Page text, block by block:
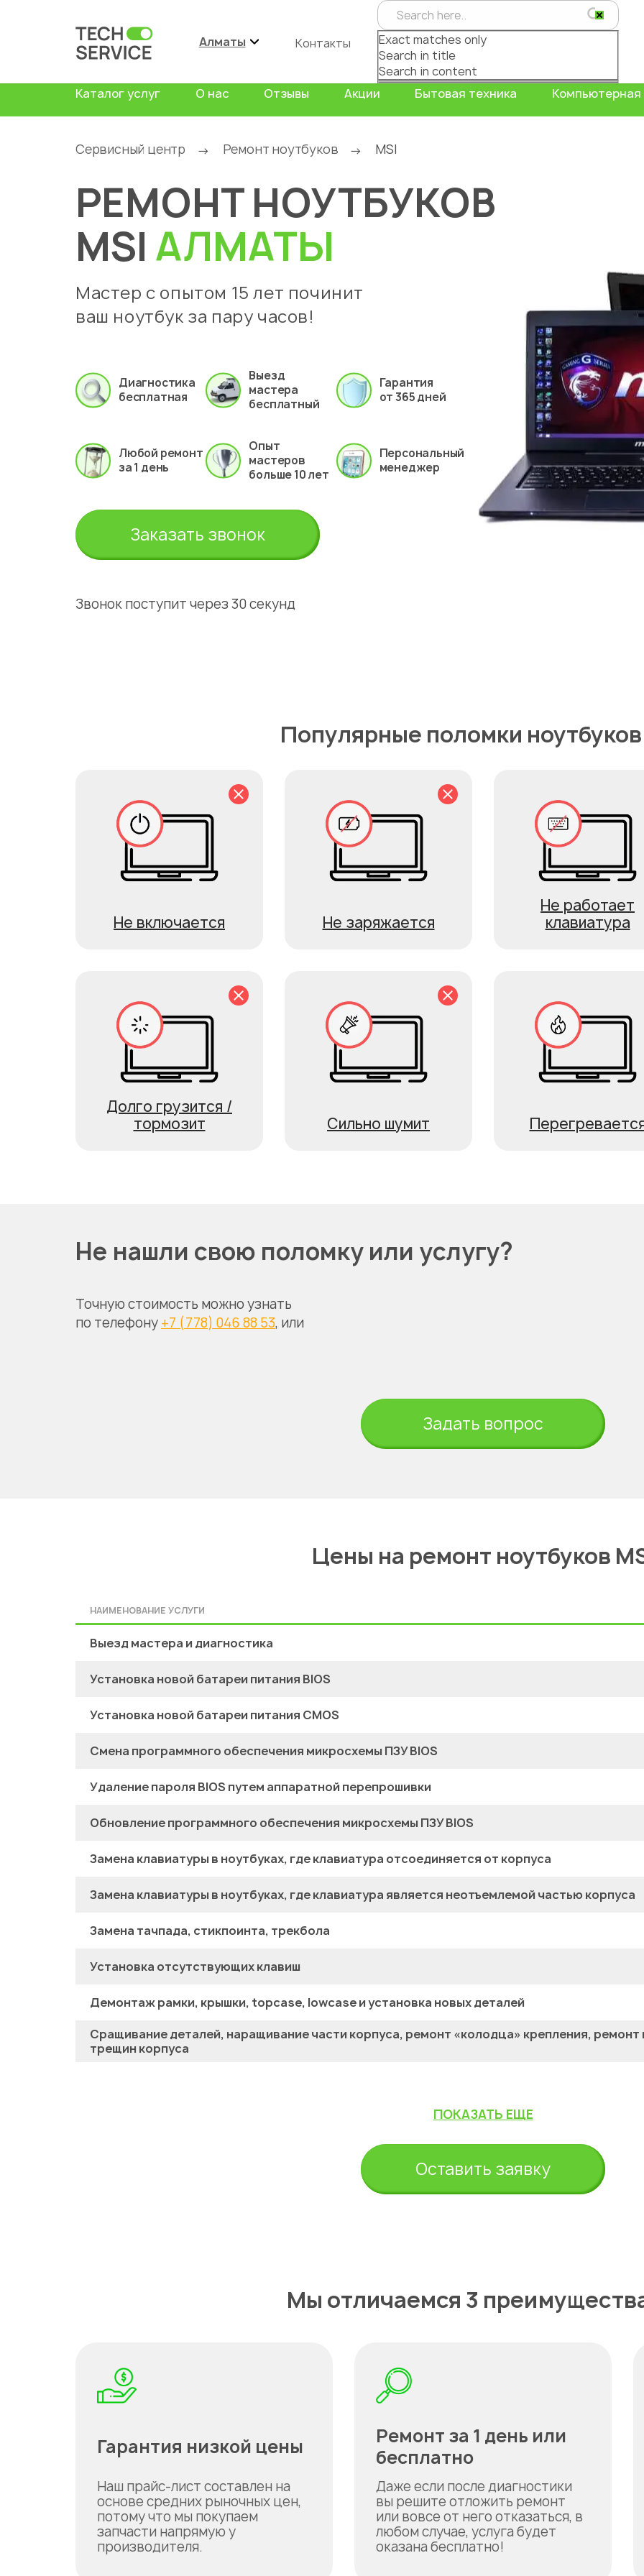
Алматы Контакты
Exact matches only
Search in title
Search in content
Каталог услуг
О нас Отзывы Акции Бытовая техника Компьютерная
Сервисный центр → Ремонт ноутбуков → MSI
РЕМОНТ НОУТБУКОВ
MSI АЛМАТЫ
Мастер с опытом 15 лет починит
ваш ноутбук за пару часов!
Диагностика
бесплатная
Выезд
мастера
бесплатный
Гарантия
от 365 дней
Любой ремонт
за 1 день
Опыт
мастеров
больше 10 лет
Персональный
менеджер
Заказать звонок
Звонок поступит через 30 секунд
Популярные поломки ноутбуков
Не включается Не заряжается
Не работает
клавиатура
Долго грузится /
тормозит
Сильно шумит
Не нашли свою поломку или услугу?
Точную стоимость можно узнать
по телефону +7 (778) 046 88 53, или
Задать вопрос
Цены на ремонт ноутбуков
НАИМЕНОВАНИЕ УСЛУГИ
Выезд мастера и диагностика
Установка новой батареи питания BIOS
Установка новой батареи питания CMOS
Смена программного обеспечения микросхемы ПЗУ BIOS
Удаление пароля BIOS путем аппаратной перепрошивки
Обновление программного обеспечения микросхемы ПЗУ BIOS
Замена клавиатуры в ноутбуках, где клавиатура отсоединяется от корпуса
Замена клавиатуры в ноутбуках, где клавиатура является неотъемлемой частью корпуса
Замена тачпада, стикпоинта, трекбола
Установка отсутствующих клавиш
Демонтаж рамки, крышки, topcase, lowcase и установка новых деталей
Сращивание деталей, наращивание части корпуса, ремонт «колодца» крепления, ремонт
трещин корпуса
ПОКАЗАТЬ ЕЩЕ
Оставить заявку
Мы отличаемся 3
Гарантия низкой цены
Наш прайс-лист составлен на
основе средних рыночных цен,
потому что мы покупаем
запчасти напрямую у
производителя.
Ремонт за 1 день или
бесплатно
Даже если после диагностики
вы решите отложить ремонт
или вовсе от него отказаться, в
любом случае, услуга будет
оказана бесплатно!